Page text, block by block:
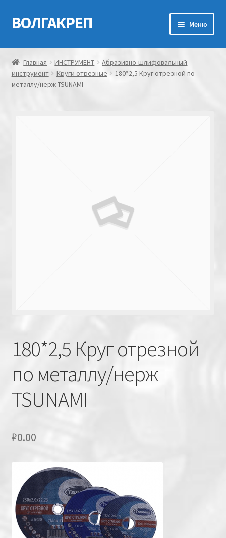
Перейти
к
Перейти
к
ВОЛГАКРЕП Меню
Главная
Контакты
Главная ИНСТРУМЕНТ
Абразивно-шлифовальный
инструмент
Круги отрезные
180*2,5 Круг отрезной по
металлу/нерж TSUNAMI
180*2,5 Круг отрезной
по металлу/нерж
TSUNAMI
₽0.00